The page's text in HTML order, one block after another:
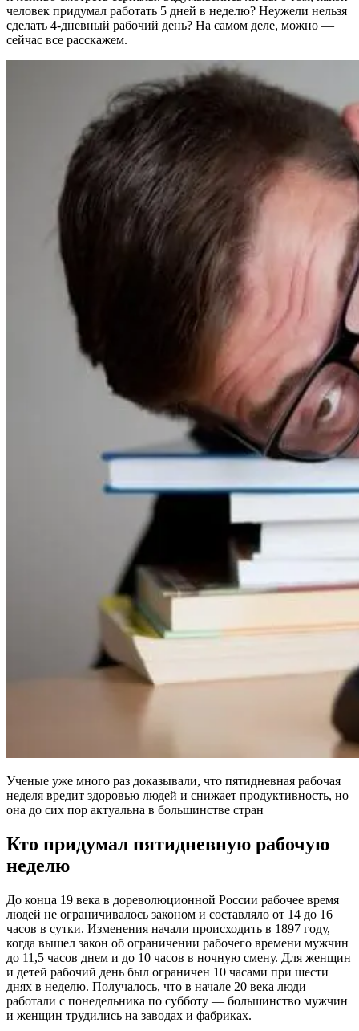
человек придумал работать 5 дней в неделю? Неужели нельзя
сделать 4-дневный рабочий день? На самом деле, можно —
сейчас все расскажем.
Ученые уже много раз доказывали, что пятидневная рабочая
неделя вредит здоровью людей и снижает продуктивность, но
она до сих пор актуальна в большинстве стран
Кто придумал пятидневную рабочую
неделю
До конца 19 века в дореволюционной России рабочее время
людей не ограничивалось законом и составляло от 14 до 16
часов в сутки. Изменения начали происходить в 1897 году,
когда вышел закон об ограничении рабочего времени мужчин
до 11,5 часов днем и до 10 часов в ночную смену. Для женщин
и детей рабочий день был ограничен 10 часами при шести
днях в неделю. Получалось, что в начале 20 века люди
работали с понедельника по субботу — большинство мужчин
и женщин трудились на заводах и фабриках.